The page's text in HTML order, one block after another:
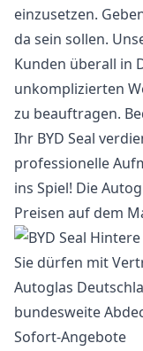
einzusetzen.
da sein sollen.
Kunden überall in
unkomplizierten
zu beauftragen.
Ihr BYD Seal
professionelle
ins Spiel! Die
Preisen auf dem
Sie dürfen mit
Autoglas
bundesweite
Sofort-Angebote